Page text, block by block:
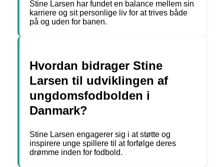
Stine Larsen har fundet en balance mellem sin
karriere og sit personlige liv for at trives både
på og uden for banen.
Hvordan bidrager Stine
Larsen til udviklingen af
ungdomsfodbolden i
Danmark?
Stine Larsen engagerer sig i at støtte og
inspirere unge spillere til at forfølge deres
drømme inden for fodbold.